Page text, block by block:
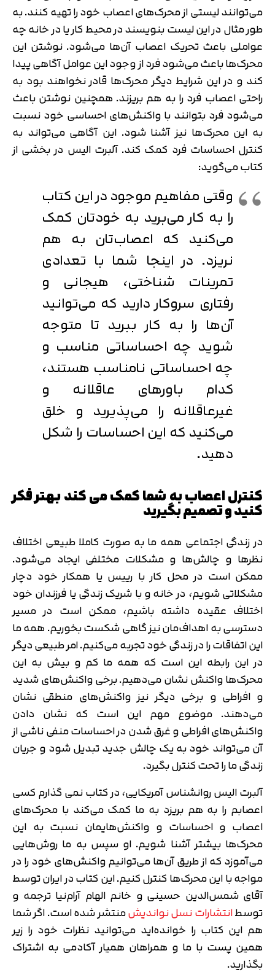
می‌توانند لیستی از محرک‌های اعصاب خود را تهیه کنند. به
طور مثال در این لیست بنویسند در محیط کار یا در خانه چه
عواملی باعث تحریک اعصاب آن‌ها می‌شود. نوشتن این
محرک‌ها باعث می‌شود فرد از وجود این عوامل آگاهی پیدا
کند و در این شرایط دیگر محرک‌ها قادر نخواهند بود به
راحتی اعصاب فرد را به هم بریزند. همچنین نوشتن باعث
می‌شود فرد بتوانند با واکنش‌های احساسی خود نسبت
به این محرک‌ها نیز آشنا شود. این آگاهی می‌تواند به
کنترل احساسات فرد کمک کند. آلبرت الیس در بخشی از
کتاب می‌گوید:
وقتی مفاهیم موجود در این کتاب
را به کار می‌برید به خودتان کمک
می‌کنید که اعصاب‌تان به هم
نریزد. در اینجا شما با تعدادی
تمرینات شناختی، هیجانی و
رفتاری سروکار دارید که می‌توانید
آن‌ها را به کار ببرید تا متوجه
شوید چه احساساتی مناسب و
چه احساساتی نامناسب هستند،
کدام باورهای عاقلانه و
غیرعاقلانه را می‌پذیرید و خلق
می‌کنید که این احساسات را شکل
دهید.
کنترل اعصاب به شما کمک می کند بهتر فکر
کنید و تصمیم بگیرید
در زندگی اجتماعی همه ما به صورت کاملا طبیعی اختلاف
نظرها و چالش‌ها و مشکلات مختلفی ایجاد می‌شود.
ممکن است در محل کار با رییس یا همکار خود دچار
مشکلاتی شویم، در خانه و با شریک زندگی یا فرزندان خود
اختلاف عقیده داشته باشیم، ممکن است در مسیر
دسترسی به اهداف‌مان نیز گاهی شکست بخوریم. همه ما
این اتفاقات را در زندگی خود تجربه می‌کنیم. امر طبیعی دیگر
در این رابطه این است که همه ما کم و بیش به این
محرک‌ها واکنش نشان می‌دهیم. برخی واکنش‌های شدید
و افراطی و برخی دیگر نیز واکنش‌های منطقی نشان
می‌دهند. موضوع مهم این است که نشان دادن
واکنش‌های افراطی و غرق شدن در احساسات منفی ناشی از
آن می‌تواند خود به یک چالش جدید تبدیل شود و جریان
زندگی ما را تحت کنترل بگیرد.
آلبرت الیس روانشناس آمریکایی، در کتاب نمی گذارم کسی
اعصابم را به هم بریزد به ما کمک می‌کند با محرک‌های
اعصاب و احساسات و واکنش‌هایمان نسبت به این
محرک‌ها بیشتر آشنا شویم. او سپس به ما روش‌هایی
می‌آموزد که از طریق آن‌ها می‌توانیم واکنش‌های خود را در
مواجه با این محرک‌ها کنترل کنیم. این کتاب در ایران توسط
آقای شمس‌الدین حسینی و خانم الهام آرام‌نیا ترجمه و
توسطانتشارات نسل نواندیشمنتشر شده است. اگر شما
هم این کتاب را خوانده‌اید می‌توانید نظرات خود را زیر
همین پست با ما و همراهان همیار آکادمی به اشتراک
بگذارید.